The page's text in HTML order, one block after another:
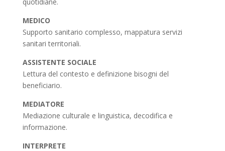
MEDICO
Supporto sanitario complesso, mappatura servizi
sanitari territoriali.
ASSISTENTE SOCIALE
Lettura del contesto e definizione bisogni del
beneficiario.
MEDIATORE
Mediazione culturale e linguistica, decodifica e
informazione.
INTERPRETE